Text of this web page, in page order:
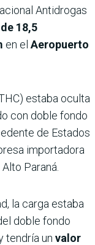
Antidrogas
18,5
en el Aeropuerto
estaba oculta
con doble fondo
de Estados
importadora
Paraná.
la carga estaba
doble fondo
tendría un valor